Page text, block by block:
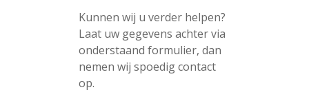
Kunnen wij u verder helpen?
Laat uw gegevens achter via
onderstaand formulier, dan
nemen wij spoedig contact
op.